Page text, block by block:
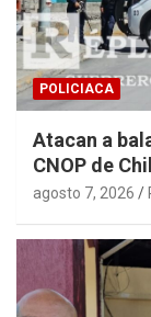
POLICIACA
Atacan a
CNOP de
agosto 7, 2026